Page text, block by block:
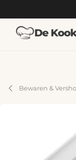
Bewaren &